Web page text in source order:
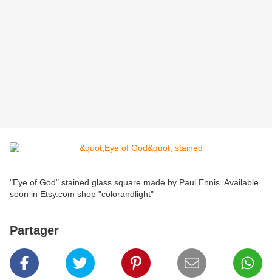
"Eye of God" stained glass square made by Paul Ennis. Available
soon in Etsy.com shop "colorandlight"
Partager